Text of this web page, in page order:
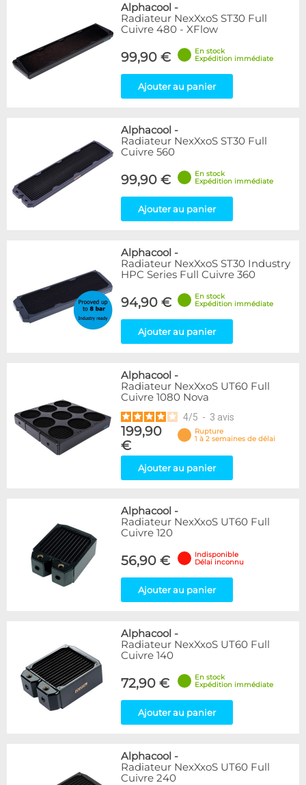
Alphacool -
Radiateur NexXxoS ST30 Full
Cuivre 480 - XFlow
99,90 €
En stock
Expédition immédiate
Ajouter au panier
Alphacool -
Radiateur NexXxoS ST30 Full
Cuivre 560
99,90 €
En stock
Expédition immédiate
Ajouter au panier
Alphacool -
Radiateur NexXxoS ST30 Industry
HPC Series Full Cuivre 360
94,90 €
En stock
Expédition immédiate
Ajouter au panier
Alphacool -
Radiateur NexXxoS UT60 Full
Cuivre 1080 Nova
4/5 - 3 avis
199,90
€
Rupture
1 à 2 semaines de délai
Ajouter au panier
Alphacool -
Radiateur NexXxoS UT60 Full
Cuivre 120
56,90 €
Indisponible
Délai inconnu
Ajouter au panier
Alphacool -
Radiateur NexXxoS UT60 Full
Cuivre 140
72,90 €
En stock
Expédition immédiate
Ajouter au panier
Alphacool -
Radiateur NexXxoS UT60 Full
Cuivre 240